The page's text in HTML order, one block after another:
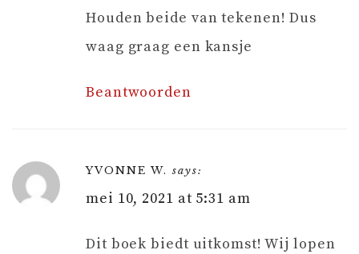
Houden beide van tekenen! Dus
waag graag een kansje
Beantwoorden
YVONNE W. says:
mei 10, 2021 at 5:31 am
Dit boek biedt uitkomst! Wij lopen